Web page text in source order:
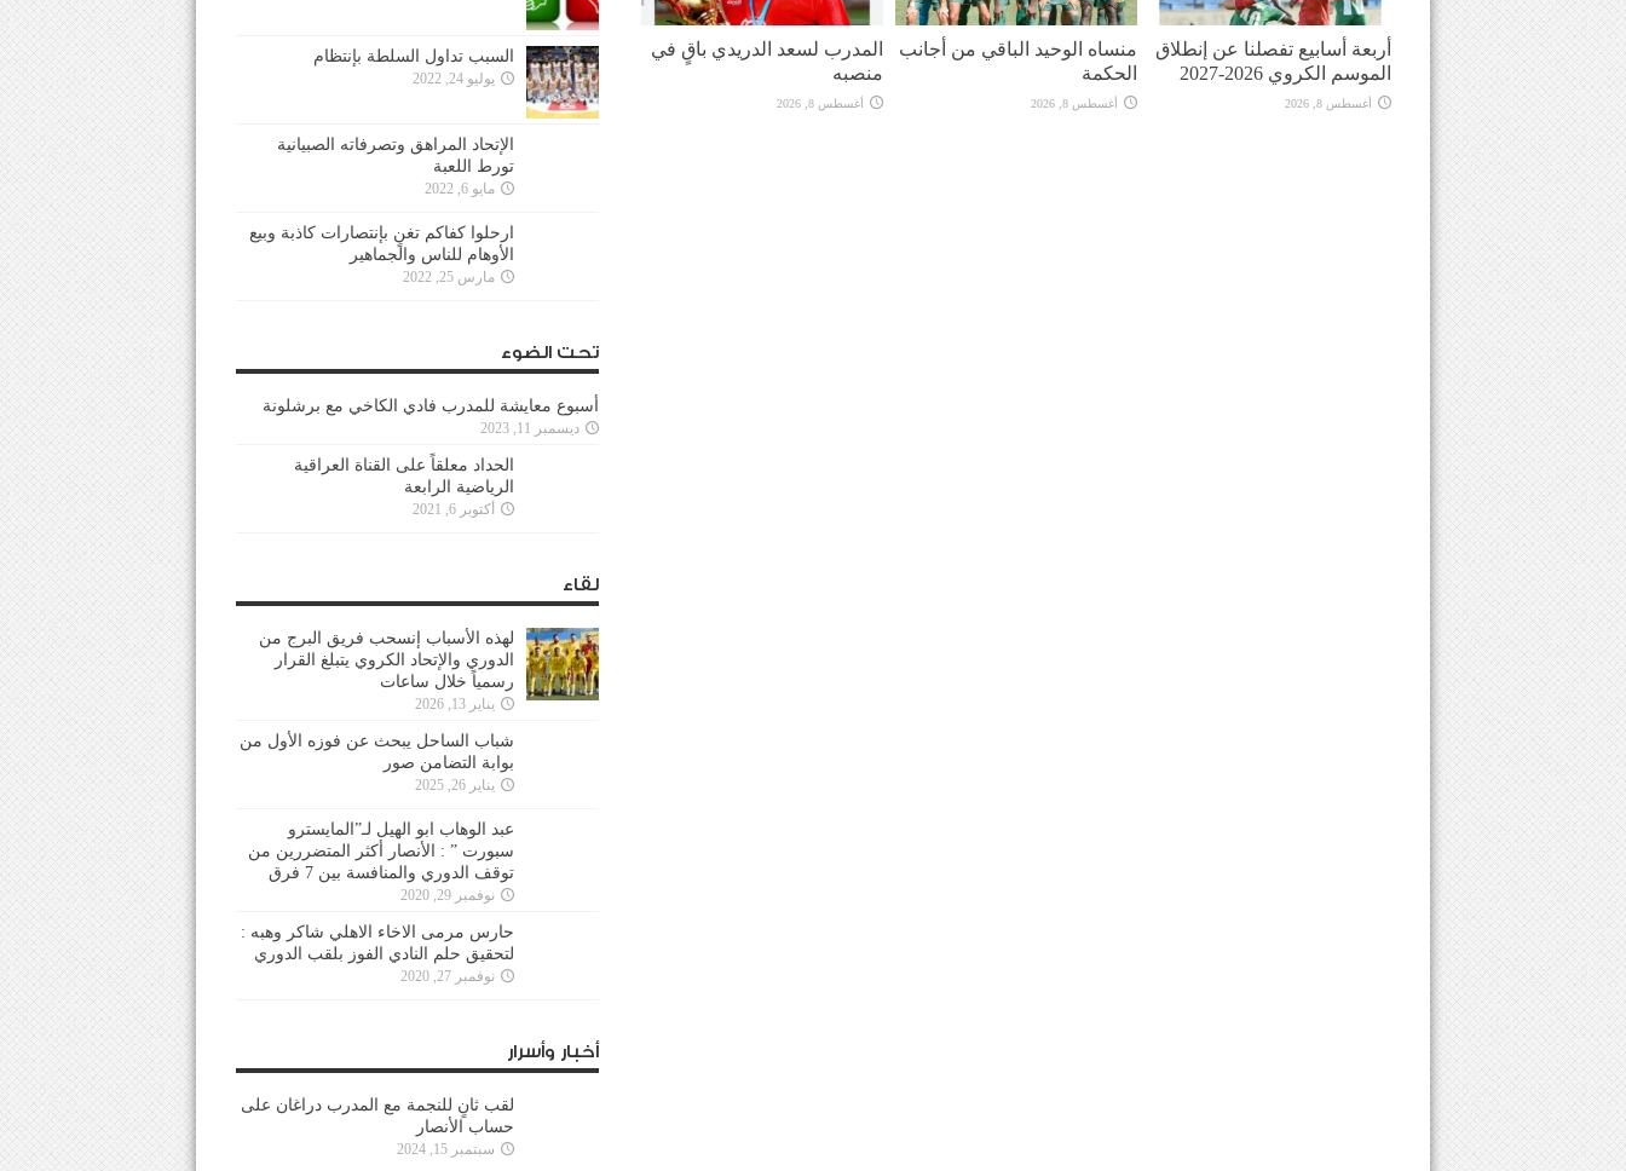
أربعة أسابيع تفصلنا عن إنطلاق
الموسم الكروي 2026-2027
أغسطس 8, 2026
منساه الوحيد الباقي من أجانب
الحكمة
أغسطس 8, 2026
المدرب لسعد الدريدي باقٍ في
منصبه
أغسطس 8, 2026
السبب تداول السلطة بإنتظام
يوليو 24, 2022
الإتحاد المراهق وتصرفاته الصبيانية
تورط اللعبة
مايو 6, 2022
ارحلوا كفاكم تغنٍ بإنتصارات كاذبة وبيع
الأوهام للناس والجماهير
مارس 25, 2022
تحت الضوء
أسبوع معايشة للمدرب فادي الكاخي مع برشلونة
ديسمبر 11, 2023
الحداد معلقاً على القناة العراقية
الرياضية الرابعة
أكتوبر 6, 2021
لقاء
لهذه الأسباب إنسحب فريق البرج من
الدوري والإتحاد الكروي يتبلغ القرار
رسمياً خلال ساعات
يناير 13, 2026
شباب الساحل يبحث عن فوزه الأول من
بوابة التضامن صور
يناير 26, 2025
عبد الوهاب ابو الهيل لـ”المايسترو
سبورت ” : الأنصار أكثر المتضررين من
توقف الدوري والمنافسة بين 7 فرق
نوفمبر 29, 2020
حارس مرمى الاخاء الاهلي شاكر وهبه :
لتحقيق حلم النادي الفوز بلقب الدوري
نوفمبر 27, 2020
أخبار وأسرار
لقب ثانٍ للنجمة مع المدرب دراغان على
حساب الأنصار
سبتمبر 15, 2024